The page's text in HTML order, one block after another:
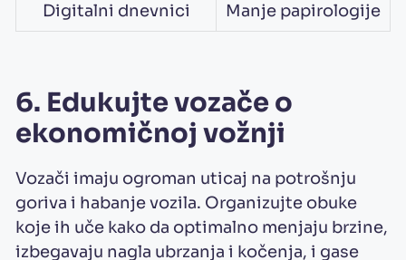
Digitalni dnevnici
Manje papirologije
6. Edukujte vozače o
ekonomičnoj vožnji
Vozači imaju ogroman uticaj na potrošnju
goriva i habanje vozila. Organizujte obuke
koje ih uče kako da optimalno menjaju brzine,
izbegavaju nagla ubrzanja i kočenja, i gase